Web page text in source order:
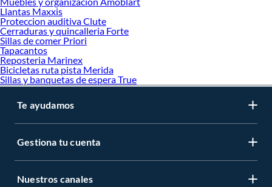
Llantas Maxxis
Proteccion auditiva Clute
Cerraduras y quincalleria Forte
Sillas de comer Priori
Tapacantos
Reposteria Marinex
Bicicletas ruta pista Merida
Sillas y banquetas de espera True
Te ayudamos
Gestiona tu cuenta
Nuestros canales